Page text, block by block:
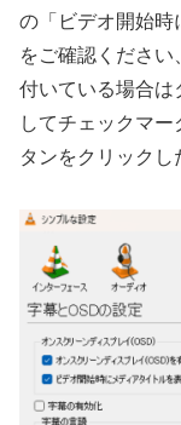
の「ビデオ開始時
をご確認くださ
付いている場合は
してチェックマ
タンをクリックし